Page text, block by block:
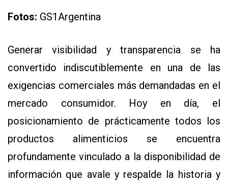
PARA
Fotos: GS1Argentina
Generar visibilidad y transparencia se ha
convertido indiscutiblemente en una de las
exigencias comerciales más demandadas en el
mercado consumidor. Hoy en día, el
posicionamiento de prácticamente todos los
productos alimenticios se encuentra
profundamente vinculado a la disponibilidad de
información que avale y respalde la historia y